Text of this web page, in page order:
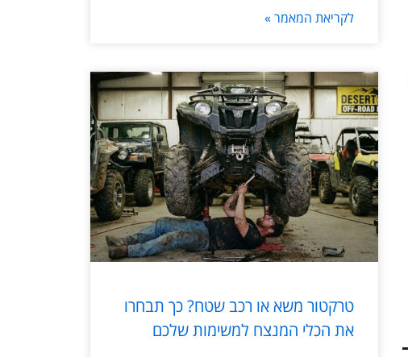
לקריאת המאמר »
טרקטור משא או רכב שטח? כך תבחרו
את הכלי המנצח למשימות שלכם